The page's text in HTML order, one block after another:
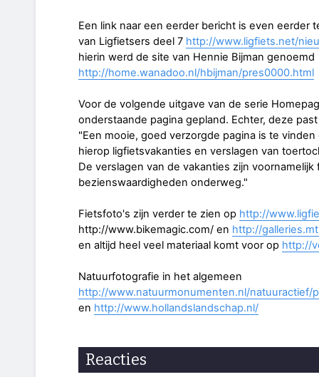
Een link naar een eerder bericht is even eerder
van Ligfietsers deel 7 http://www.ligfiets.net/
hierin werd de site van Hennie Bijman genoemd
http://home.wanadoo.nl/hbijman/pres0000.html
Voor de volgende uitgave van de serie
onderstaande pagina gepland. Echter, deze
"Een mooie, goed verzorgde pagina is te
hierop ligfietsvakanties en verslagen van
De verslagen van de vakanties zijn
bezienswaardigheden onderweg."
Fietsfoto's zijn verder te zien op http://
http://www.bikemagic.com/ en http://
en altijd heel veel materiaal komt voor op http://
Natuurfotografie in het algemeen
http://www.natuurmonumenten.nl/natuuractief/
en http://www.hollandslandschap.nl/
Reacties